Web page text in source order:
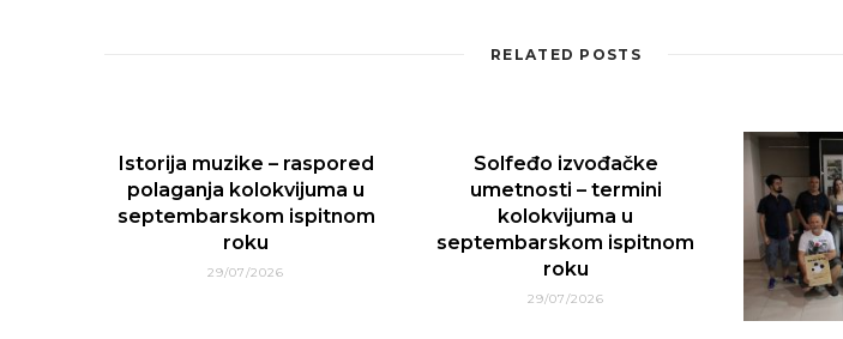
RELATED POSTS
Istorija muzike – raspored
polaganja kolokvijuma u
septembarskom ispitnom
roku
29/07/2026
Solfeđo izvođačke
umetnosti – termini
kolokvijuma u
septembarskom ispitnom
roku
29/07/2026